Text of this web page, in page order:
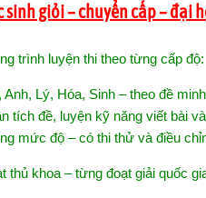
giỏi – chuyển cấp – đại
trình luyện thi theo từng cấp độ:
Anh, Lý, Hóa, Sinh – theo đề
tích đề, luyện kỹ năng viết bài
mức độ – có thi thử và điều
khoa – từng đoạt giải quốc